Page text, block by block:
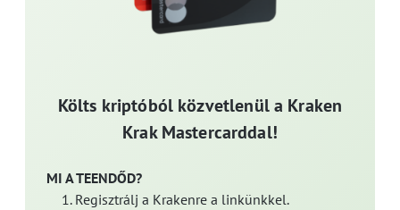
Költs kriptóból közvetlenül a Kraken
Krak Mastercarddal!
MI A TEENDŐD?
Regisztrálj a Krakenre a linkünkkel.